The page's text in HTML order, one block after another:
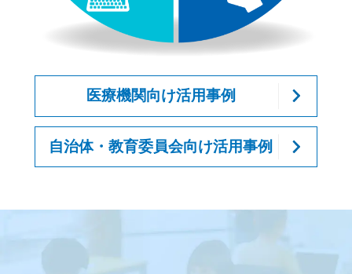
医療機関向け活用事例
自治体・教育委員会向け活用事例